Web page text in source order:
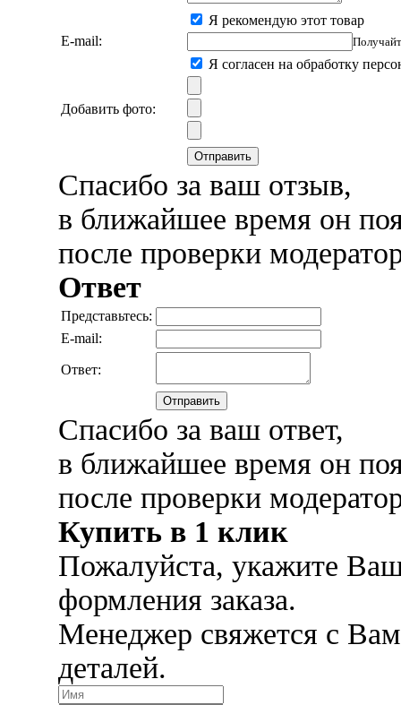
Я рекомендую этот товар
E-mail:
Я согласен на обработку
Добавить фото:
Отправить
Спасибо за ваш отзыв,
в ближайшее время он
после проверки
Ответ
Представьтесь:
E-mail:
Ответ:
Отправить
Спасибо за ваш ответ,
в ближайшее время он
после проверки
Купить в 1 клик
Пожалуйста, укажите
формления заказа.
Менеджер свяжется с
деталей.